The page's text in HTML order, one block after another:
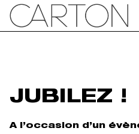
JUBILEZ !
A l’occasion d’un